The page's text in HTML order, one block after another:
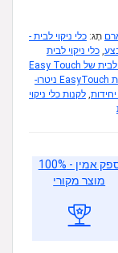
תָג: כלי ניקוי לבית -
, כלי ניקוי לבית
כלי ניקוי לבית של Easy Touch
כפפות EasyTouch ניטרו-
, לקנות כלי ניקוי
ספק אמין - 100%
מוצר מקורי